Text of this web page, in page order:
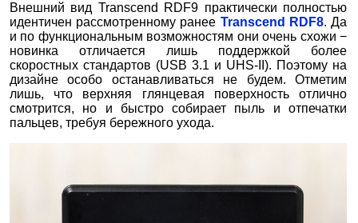
Внешний вид Transcend RDF9 практически полностью
идентичен рассмотренному ранее Transcend RDF8. Да
и по функциональным возможностям они очень схожи −
новинка отличается лишь поддержкой более
скоростных стандартов (USB 3.1 и UHS-II). Поэтому на
дизайне особо останавливаться не будем. Отметим
лишь, что верхняя глянцевая поверхность отлично
смотрится, но и быстро собирает пыль и отпечатки
пальцев, требуя бережного ухода.